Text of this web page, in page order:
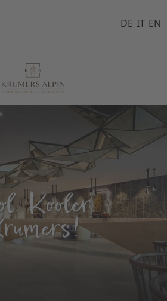
DE IT EN
Kooler.